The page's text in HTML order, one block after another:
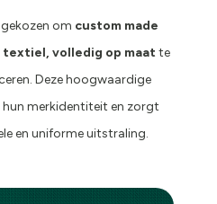
om custom made
textiel, volledig op maatte
Deze hoogwaardige
merkidentiteit en zorgt
en uniforme uitstraling.